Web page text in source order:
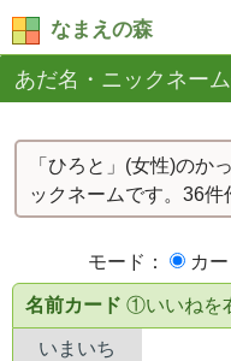
なまえの森
あだ名・ニックネー
「ひろと」(女性)のか
ックネームです。36件
モード： カ
名前カード ①いいねを
いまいち